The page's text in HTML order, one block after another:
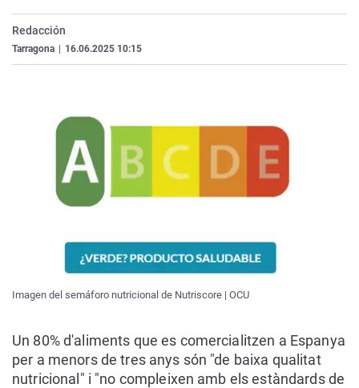
La rosa de los vientos
Como el perro y el
Caso
Equipo de
Extremadura
La Rioja
País Vasco
Virales
Elecciones
Redacción
Tarragona 16.06.2025 10:15
Imagen del semáforo nutricional de Nutriscore | OCU
Un 80% d'aliments que es comercialitzen a Espanya
per a menors de tres anys són "de baixa qualitat
nutricional" i "no compleixen amb els estàndards de